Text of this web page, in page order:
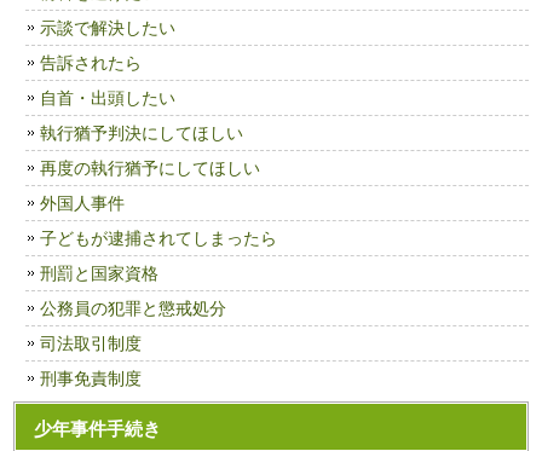
示談で解決したい
告訴されたら
自首・出頭したい
執行猶予判決にしてほしい
再度の執行猶予にしてほしい
外国人事件
子どもが逮捕されてしまったら
刑罰と国家資格
公務員の犯罪と懲戒処分
司法取引制度
刑事免責制度
少年事件手続き